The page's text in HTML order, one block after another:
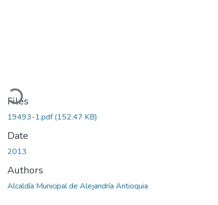
Files
19493-1.pdf(152.47 KB)
Date
2013
Authors
Alcaldía Municipal de Alejandría Antioquia